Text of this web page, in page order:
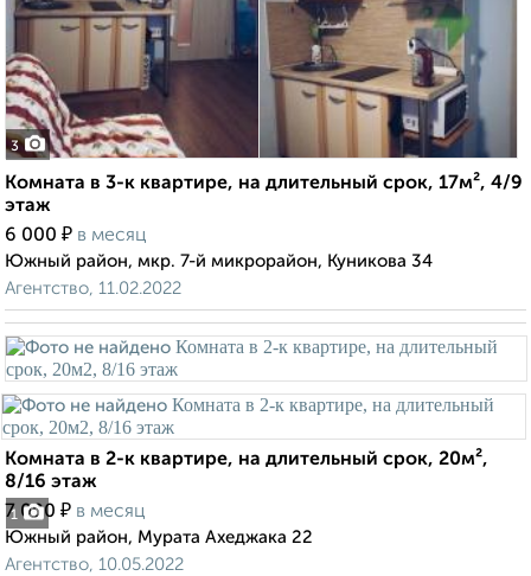
3
Комната в 3-к квартире, на длительный срок, 17м², 4/9
этаж
6 000 ₽ в месяц
Южный район, мкр. 7-й микрорайон, Куникова 34
Агентство, 11.02.2022
1
Комната в 2-к квартире, на длительный срок, 20м²,
8/16 этаж
7 000 ₽ в месяц
Южный район, Мурата Ахеджака 22
Агентство, 10.05.2022